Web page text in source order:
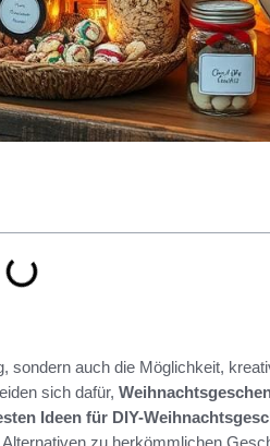
sondern auch die Möglichkeit,
sich dafür,
Ideen für DIY-
zu herkömmlichen